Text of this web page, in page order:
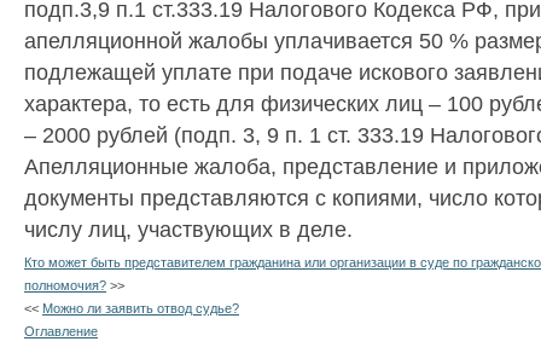
подп.3,9 п.1 ст.333.19 Налогового Кодекса РФ,
апелляционной жалобы уплачивается 50 %
подлежащей уплате при подаче искового
характера, то есть для физических лиц – 100
– 2000 рублей (подп. 3, 9 п. 1 ст. 333.19
Апелляционные жалоба, представление и
документы представляются с копиями, число
числу лиц, участвующих в деле.
Кто может быть представителем гражданина или организации в суде по
полномочия? >>
<< Можно ли заявить отвод судье?
Оглавление